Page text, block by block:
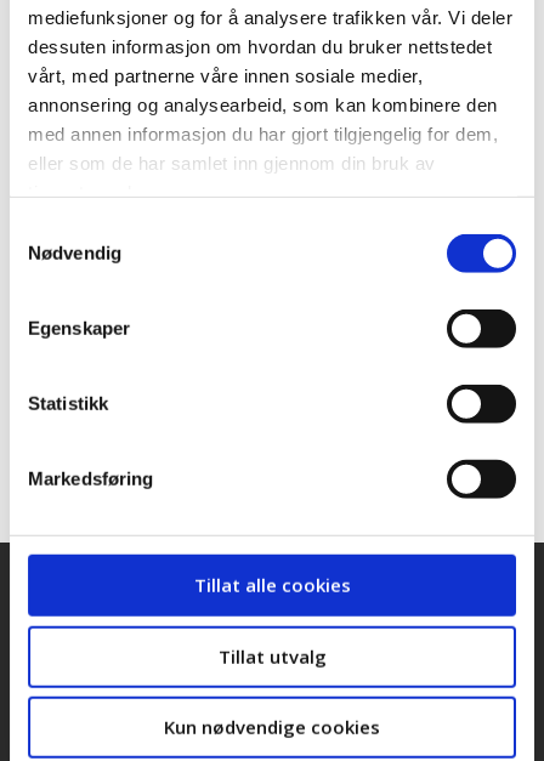
mediefunksjoner og for å analysere trafikken vår. Vi deler
dessuten informasjon om hvordan du bruker nettstedet
vårt, med partnerne våre innen sosiale medier,
annonsering og analysearbeid, som kan kombinere den
med annen informasjon du har gjort tilgjengelig for dem,
eller som de har samlet inn gjennom din bruk av
Nødvendig
Egenskaper
Statistikk
Markedsføring
Tillat alle cookies
Tillat utvalg
Kun nødvendige cookies
LOs sommerpatrulje krever ingen forkunnskaper for å
delta og LO vil gi deg nødvendig kunnskap gjennom kurs
i forkant av patruljen.
Har du, eller kjenner noen som har lyst til å delta? Da
kan dere melde dere på
Har du tips til bedrifter patruljen burde besøke, kan
du sende inn tipsene
martin.morken@lo.no
rebekka.steen@lo.nohvis du
Snarveier
Kontakt oss